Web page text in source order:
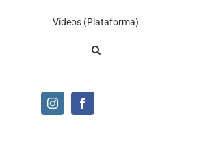
Vídeos (Plataforma)
Instagram